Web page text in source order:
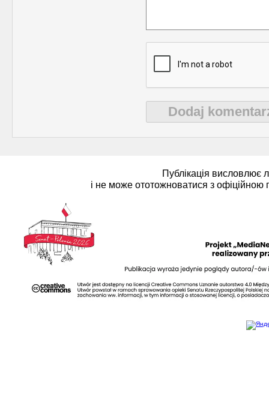
Dodaj
Публікація висловлює
і не може ототожноватися з офіційною